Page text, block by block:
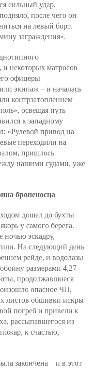
сильный удар,
после чего он
на левый борт.
заграждения».
некоторых матросов
офицеры
экипаж – и началась
контрзатоплением
освещая путь
к западному
«Рулевой привод на
переходили на
пришлось
нашими судами, уже
броненосца
дошел до бухты
у самого берега.
ночью эскадру,
На следующий день
рейде, и водолазы
размерами 4,27
продолжавшиеся
опасное ЧП,
листов обшивки искры
погреб и привели к
рассыпавшегося из
к счастью,
закончена – и в этот